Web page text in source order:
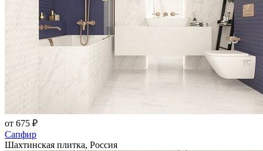
от 675 ₽
Сапфир
Шахтинская плитка, Россия